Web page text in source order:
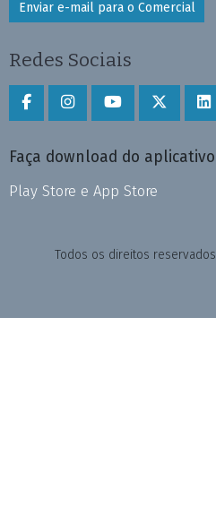
Enviar e-mail para o Comercial
Redes Sociais
Faça download do aplicativo
Play Store e App Store
Todos os direitos